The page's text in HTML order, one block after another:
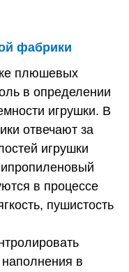
фабрики
плюшевых
в определении
игрушки. В
отвечают за
игрушки
в процессе
пушистость
в